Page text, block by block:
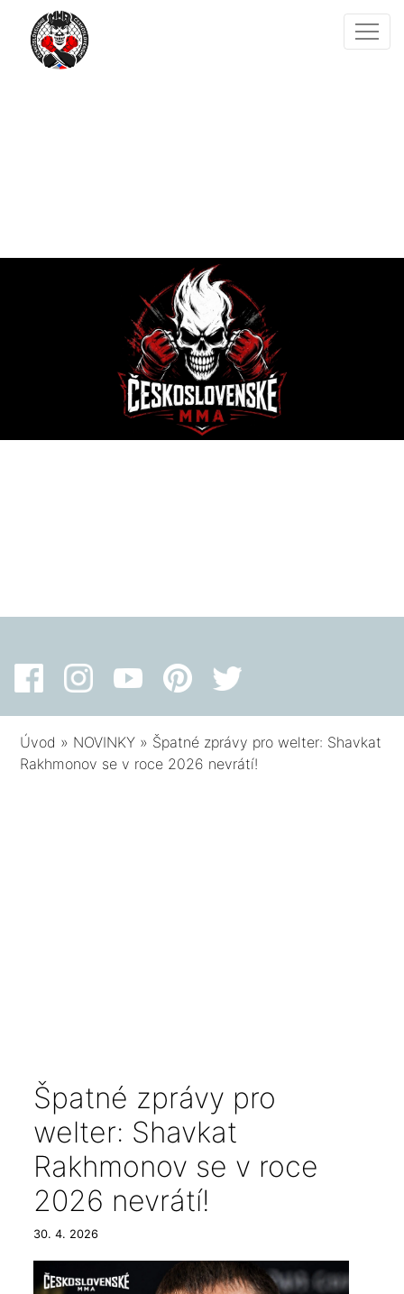
Úvod » NOVINKY » Špatné zprávy pro welter: Shavkat
Rakhmonov se v roce 2026 nevrátí!
Špatné zprávy pro
welter: Shavkat
Rakhmonov se v roce
2026 nevrátí!
30. 4. 2026